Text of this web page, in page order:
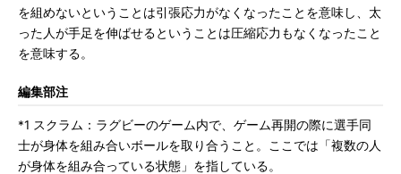
を組めないということは引張応力がなくなったことを意味し、太
った人が手足を伸ばせるということは圧縮応力もなくなったこと
を意味する。
編集部注
*1 スクラム：ラグビーのゲーム内で、ゲーム再開の際に選手同
士が身体を組み合いボールを取り合うこと。ここでは「複数の人
が身体を組み合っている状態」を指している。